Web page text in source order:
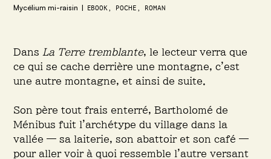
Mycélium mi-raisin EBOOK, POCHE, ROMAN
Dans La Terre tremblante, le lecteur verra que
ce qui se cache derrière une montagne, c’est
une autre montagne, et ainsi de suite.
Son père tout frais enterré, Bartholomé de
Ménibus fuit l’archétype du village dans la
vallée — sa laiterie, son abattoir et son café —
pour aller voir à quoi ressemble l’autre versant